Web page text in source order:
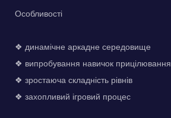
Особливості
❖ динамічне аркадне середовище
❖ випробування навичок прицілювання
❖ зростаюча складність рівнів
❖ захопливий ігровий процес